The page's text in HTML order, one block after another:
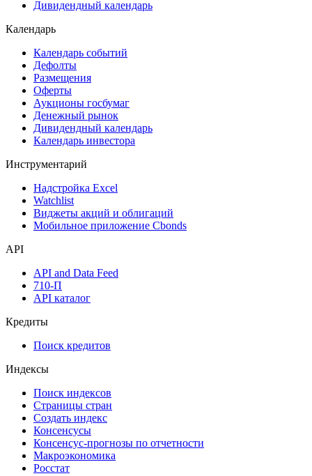
Дивидендный календарь
Календарь
Календарь событий
Дефолты
Размещения
Оферты
Денежный рынок
Календарь инвестора
Инструментарий
Мобильное приложение Cbonds
API
API and Data Feed
API каталог
Кредиты
Поиск кредитов
Индексы
Поиск индексов
Страницы стран
Создать индекс